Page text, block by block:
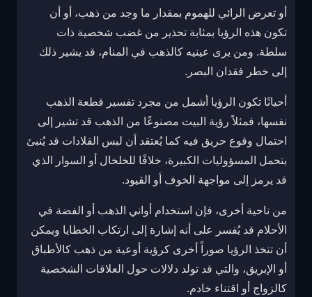
أو تعرض الرائي للهموم بمقدار ما وجد من ذهب، أو أن
تكون هذه الرؤيا بمثابة تحذير من غضب شخصية ذات
سلطة. ومن يرى عينيه كالذهب في المنام، قد يشير ذلك
إلى خطر فقدان البصر.
أحيانًا تكون الرؤيا أشمل من مجرد تفسير قطعة الذهب
نفسها، فمثلاً رؤية البيت مصنوعًا من الذهب قد تشير إلى
احتمال وقوع حريق فيه كما يُعتقد أن لبس القلادات قد يُنبئ
بتحمل المسؤوليات الكبيرة، خلافًا للخلخال أو السوار الذي
قد يرمز إلى مواجهة الخوف أو القيود.
من ناحية أخرى، فإن استخدام أواني الذهب أو الفضة في
الأحلام قد يُفسر على أنه إشارة إلى ارتكاب الخطايا ويمكن
أن تتخذ الرؤيا صوراً أخرى كرؤية أوعية من ذهب كالأطباق
أو الإبريق، والتي قد تولد دلالات حول العلاقات الشخصية
كالزواج أو اقتناء خادم.